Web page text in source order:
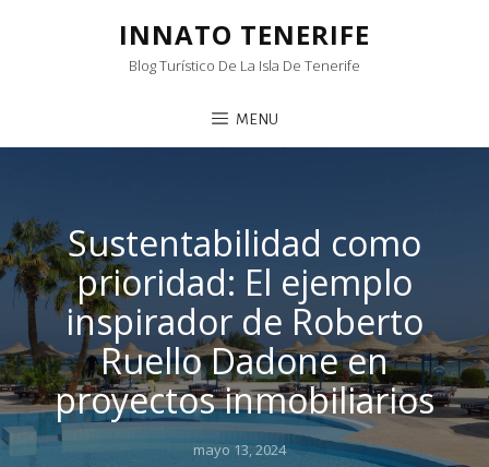
INNATO TENERIFE
Blog Turístico De La Isla De Tenerife
MENU
Sustentabilidad como
prioridad: El ejemplo
inspirador de Roberto
Ruello Dadone en
proyectos inmobiliarios
Posted
mayo 13, 2024